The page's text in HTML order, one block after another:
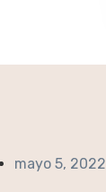
mayo 5, 2022